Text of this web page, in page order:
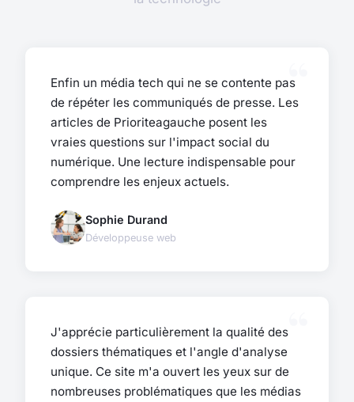
Enfin un média tech qui ne se contente pas
de répéter les communiqués de presse. Les
articles de Prioriteagauche posent les
vraies questions sur l'impact social du
numérique. Une lecture indispensable pour
comprendre les enjeux actuels.
Sophie Durand
Développeuse web
J'apprécie particulièrement la qualité des
dossiers thématiques et l'angle d'analyse
unique. Ce site m'a ouvert les yeux sur de
nombreuses problématiques que les médias